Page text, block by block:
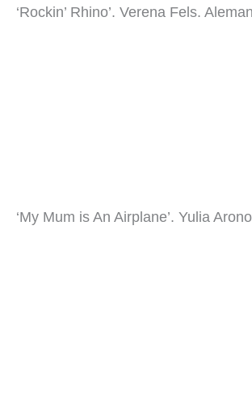
‘Rockin’ Rhino’. Verena Fels.
‘My Mum is An Airplane’. Yulia